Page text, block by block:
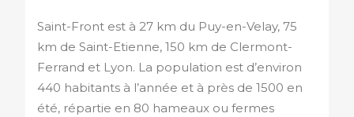
Saint-Front est à 27 km du Puy-en-Velay, 75
km de Saint-Etienne, 150 km de Clermont-
Ferrand et Lyon. La population est d’environ
440 habitants à l’année et à près de 1500 en
été, répartie en 80 hameaux ou fermes